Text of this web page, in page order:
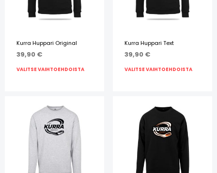
Kurra Huppari Original
39,90 €
VALITSE VAIHTOEHDOISTA
Kurra Huppari Text
39,90 €
VALITSE VAIHTOEHDOISTA